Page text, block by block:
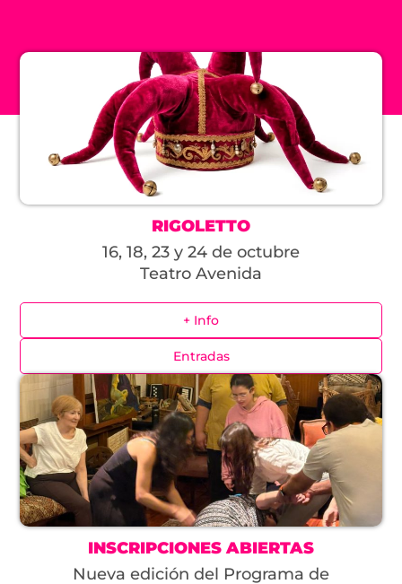
RIGOLETTO
16, 18, 23 y 24 de octubre
Teatro Avenida
+ Info
Entradas
INSCRIPCIONES ABIERTAS
Nueva edición del Programa de